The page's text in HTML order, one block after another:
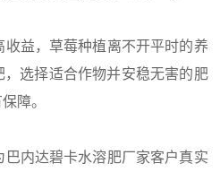
益，草莓种植离不开平时的养
选择适合作物并安稳无害的肥
障。
内达碧卡水溶肥厂家客户真实